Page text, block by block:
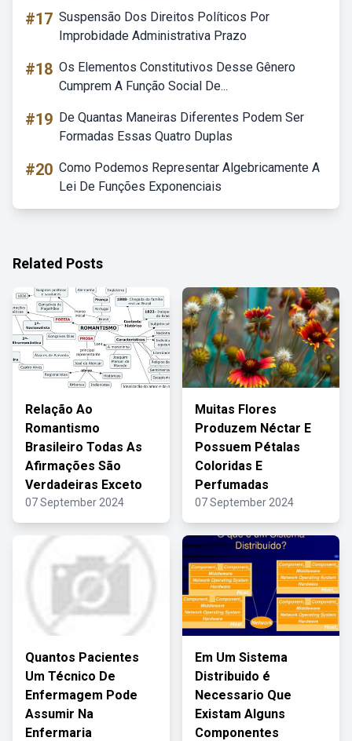
#17 Suspensão Dos Direitos Políticos Por
Improbidade Administrativa Prazo
#18 Os Elementos Constitutivos Desse Gênero
Cumprem A Função Social De...
#19 De Quantas Maneiras Diferentes Podem Ser
Formadas Essas Quatro Duplas
#20 Como Podemos Representar Algebricamente A
Lei De Funções Exponenciais
Related Posts
Relação Ao
Romantismo
Brasileiro Todas As
Afirmações São
Verdadeiras Exceto
07 September 2024
Muitas Flores
Produzem Néctar E
Possuem Pétalas
Coloridas E
Perfumadas
07 September 2024
Quantos Pacientes
Um Técnico De
Enfermagem Pode
Assumir Na
Enfermaria
Em Um Sistema
Distribuido é
Necessario Que
Existam Alguns
Componentes